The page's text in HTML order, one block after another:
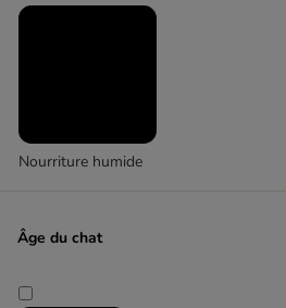
MAC's
Nourriture humide
Âge du chat